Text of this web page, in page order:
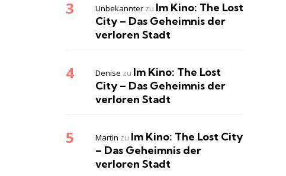
Unbekannter zu Im Kino: The Lost
City – Das Geheimnis der
verloren Stadt
Denise zu Im Kino: The Lost
City – Das Geheimnis der
verloren Stadt
Martin zu Im Kino: The Lost City
– Das Geheimnis der
verloren Stadt